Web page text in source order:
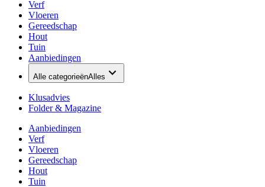
Verf
Vloeren
Gereedschap
Hout
Tuin
Aanbiedingen
Alle categorieënAlles
Klusadvies
Folder & Magazine
Aanbiedingen
Verf
Vloeren
Gereedschap
Hout
Tuin